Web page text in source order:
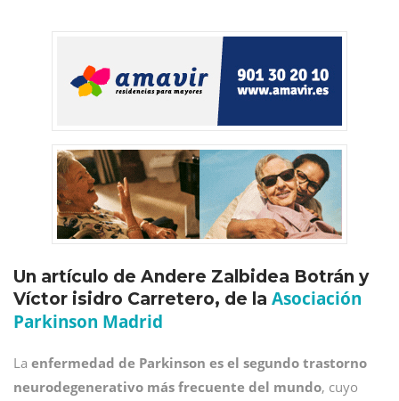
Un artículo de Andere Zalbidea Botrán y
Víctor isidro Carretero, de la Asociación
Parkinson Madrid
La enfermedad de Parkinson es el segundo trastorno
neurodegenerativo más frecuente del mundo, cuyo